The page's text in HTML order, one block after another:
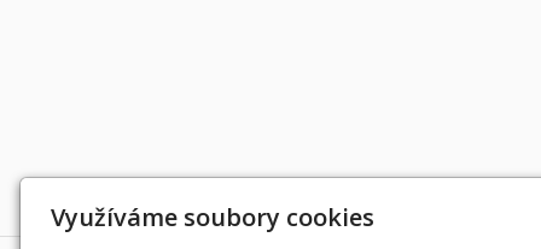
Děkujeme za podporu
Využíváme soubory cookies